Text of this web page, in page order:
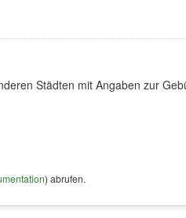
Städten mit Angaben zur
) abrufen.